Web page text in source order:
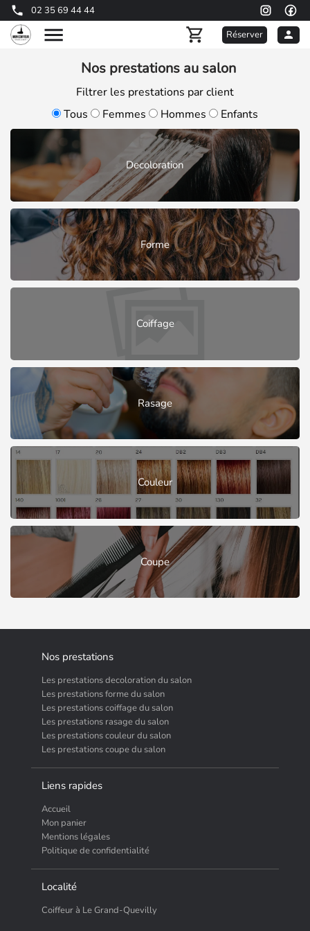
02 35 69 44 44
Réserver
Nos prestations au salon
Filtrer les prestations par client
Tous
Femmes Hommes Enfants
Decoloration
Forme
Coiffage
Rasage
Couleur
Coupe
Nos prestations
Les prestations decoloration du salon
Les prestations forme du salon
Les prestations coiffage du salon
Les prestations rasage du salon
Les prestations couleur du salon
Les prestations coupe du salon
Liens rapides
Accueil
Mon panier
Mentions légales
Politique de confidentialité
Localité
Coiffeur à Le Grand-Quevilly